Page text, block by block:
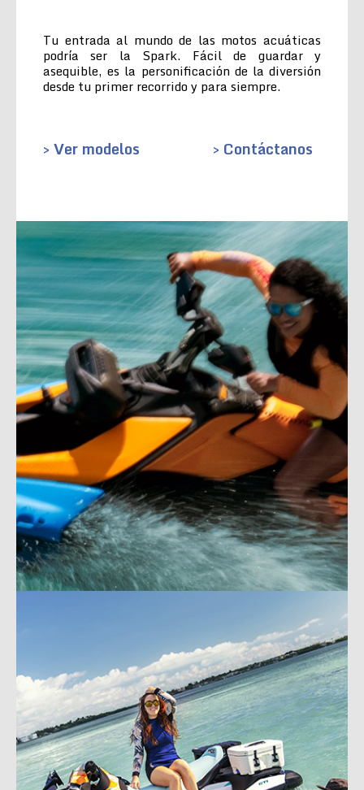
Tu entrada al mundo de las motos acuáticas
podría ser la Spark. Fácil de guardar y
asequible, es la personificación de la diversión
desde tu primer recorrido y para siempre.
> Ver modelos > Contáctanos